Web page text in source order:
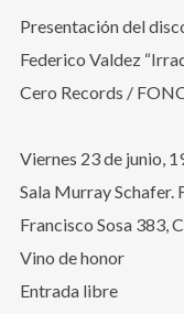
Presentación del
Federico Valdez
Cero Records /
Viernes 23 de junio,
Sala Murray Schafer.
Francisco Sosa 383,
Vino de honor
Entrada libre